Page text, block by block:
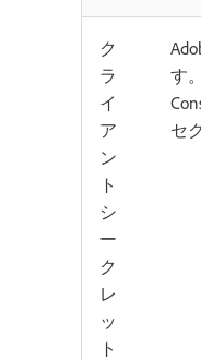
ク
ラ
イ
ア
ン
ト
シ
ー
ク
レ
ッ
ト
す
セ